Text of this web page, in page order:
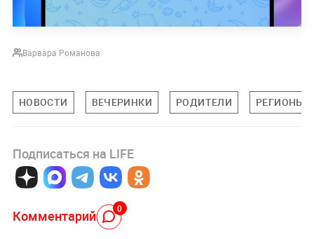
Варвара Романова
НОВОСТИ ВЕЧЕРИНКИ РОДИТЕЛИ РЕГИОНЫ
Подписаться на LIFE
Комментарий 0